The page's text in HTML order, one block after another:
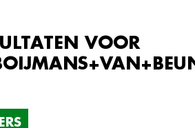
VOOR